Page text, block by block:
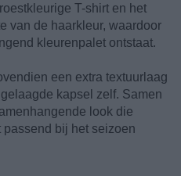
T-shirt en het
van de haarkleur, waardoor
kleurenpalet ontstaat.
een extra textuurlaag
kapsel zelf. Samen
look die
bij het seizoen